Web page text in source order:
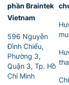
phần Braintek
Vietnam
596 Nguyễn
Đình Chiểu,
Phường 3,
Quận 3, Tp. Hồ
Chí Minh